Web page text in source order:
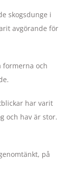
skogsdunge i
avgörande för
formerna och
har varit
och hav är stor.
på